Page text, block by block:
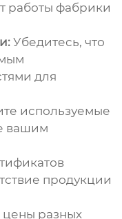
работы фабрики
Убедитесь, что
для
используемые
вашим
продукции
цены разных